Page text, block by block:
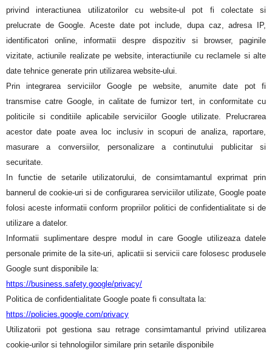
privind interactiunea utilizatorilor cu website-ul pot fi colectate si
prelucrate de Google. Aceste date pot include, dupa caz, adresa IP,
identificatori online, informatii despre dispozitiv si browser, paginile
vizitate, actiunile realizate pe website, interactiunile cu reclamele si alte
date tehnice generate prin utilizarea website-ului.
Prin integrarea serviciilor Google pe website, anumite date pot fi
transmise catre Google, in calitate de furnizor tert, in conformitate cu
politicile si conditiile aplicabile serviciilor Google utilizate. Prelucrarea
acestor date poate avea loc inclusiv in scopuri de analiza, raportare,
masurare a conversiilor, personalizare a continutului publicitar si
securitate.
In functie de setarile utilizatorului, de consimtamantul exprimat prin
bannerul de cookie-uri si de configurarea serviciilor utilizate, Google poate
folosi aceste informatii conform propriilor politici de confidentialitate si de
utilizare a datelor.
Informatii suplimentare despre modul in care Google utilizeaza datele
personale primite de la site-uri, aplicatii si servicii care folosesc produsele
Google sunt disponibile la:
https://business.safety.google/privacy/
Politica de confidentialitate Google poate fi consultata la:
https://policies.google.com/privacy
Utilizatorii pot gestiona sau retrage consimtamantul privind utilizarea
cookie-urilor si tehnologiilor similare prin setarile disponibile